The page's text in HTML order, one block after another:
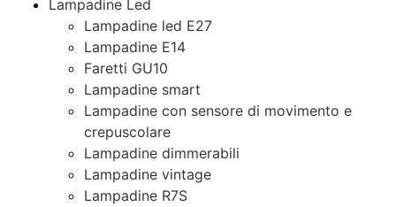
Lampadine Led
Lampadine led E27
Lampadine E14
Faretti GU10
Lampadine smart
Lampadine con sensore di movimento e
crepuscolare
Lampadine dimmerabili
Lampadine vintage
Lampadine R7S